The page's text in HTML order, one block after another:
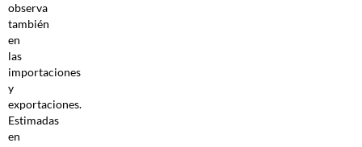
observa
también
en
las
importaciones
y
exportaciones.
Estimadas
en